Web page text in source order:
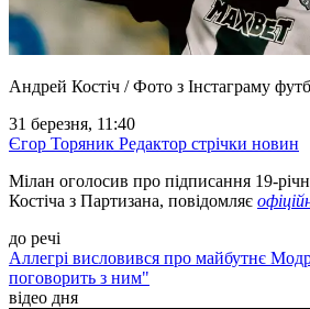
Андрей Костіч / Фото з Інстаграму
31 березня, 11:40
Єгор Торяник Редактор стрічки новин
Мілан оголосив про підписання 19-
Костіча з Партизана, повідомляє
до речі
Аллегрі висловився про майбутнє
поговорить з ним"
відео дня